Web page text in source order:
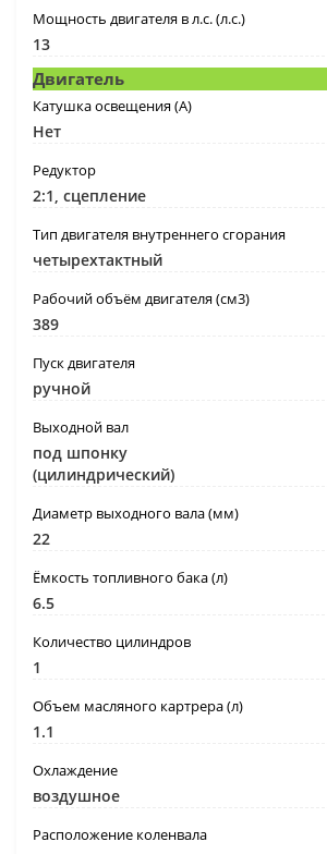
Мощность двигателя в л.с. (л.с.)
13
Двигатель
Катушка освещения (А)
Нет
Редуктор
2:1, сцепление
Тип двигателя внутреннего сгорания
четырехтактный
Рабочий объём двигателя (см3)
389
Пуск двигателя
ручной
Выходной вал
под шпонку
(цилиндрический)
Диаметр выходного вала (мм)
22
Ёмкость топливного бака (л)
6.5
Количество цилиндров
1
Объем масляного картрера (л)
1.1
Охлаждение
воздушное
Расположение коленвала